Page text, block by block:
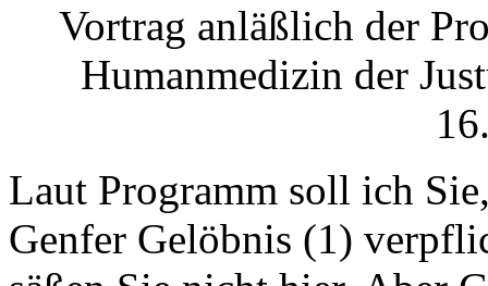
Vortrag anläßlich der
Humanmedizin der
Laut Programm soll ich
Genfer Gelöbnis (1)